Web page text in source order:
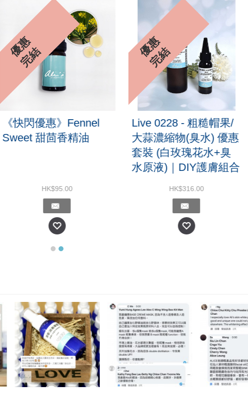
優
惠
完
結
《快閃優惠》Fennel
Sweet 甜茴香精油
HK$95.00
優
惠
完
結
Live 0228 - 粗糙帽果/
大蒜濃縮物(臭水) 優惠
套裝 (白玫瑰花水+臭
水原液)｜DIY護膚組合
HK$316.00